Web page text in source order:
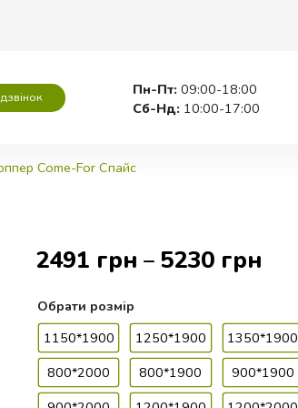
Пн-Пт: 09:00-18:00
Сб-Нд: 10:00-17:00
Come-For Спайс
2491 грн – 5230 грн
Обрати розмір
1150*1900
1250*1900
1350*1900
800*2000
800*1900
900*1900